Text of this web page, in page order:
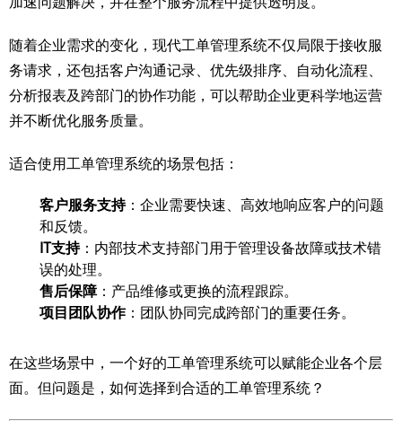
随着企业需求的变化，现代工单管理系统不仅局限于接收服
务请求，还包括客户沟通记录、优先级排序、自动化流程、
分析报表及跨部门的协作功能，可以帮助企业更科学地运营
并不断优化服务质量。
适合使用工单管理系统的场景包括：
客户服务支持：企业需要快速、高效地响应客户的问题
和反馈。
IT支持：内部技术支持部门用于管理设备故障或技术错
误的处理。
售后保障：产品维修或更换的流程跟踪。
项目团队协作：团队协同完成跨部门的重要任务。
在这些场景中，一个好的工单管理系统可以赋能企业各个层
面。但问题是，如何选择到合适的工单管理系统？